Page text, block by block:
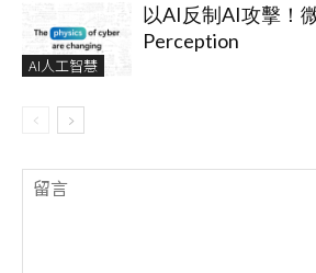
AI人工智慧
以AI反制AI攻擊！
Perception